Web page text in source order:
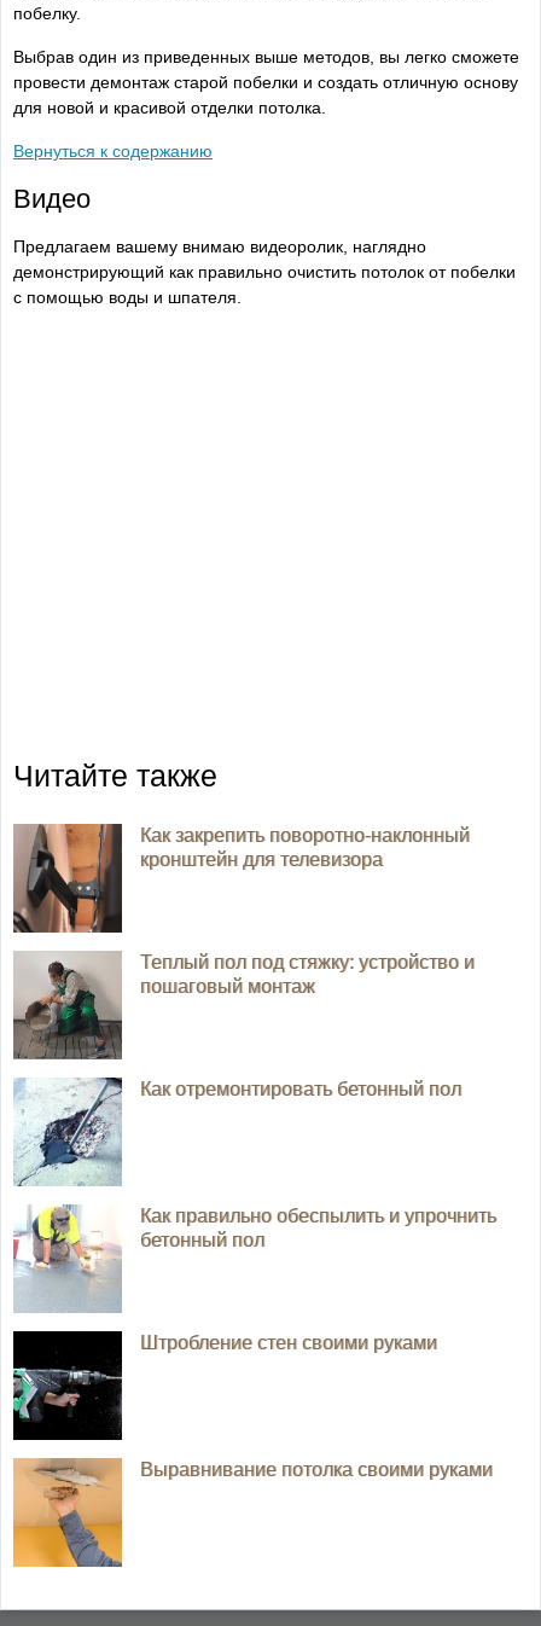
побелку.
Выбрав один из приведенных выше методов, вы легко сможете
провести демонтаж старой побелки и создать отличную основу
для новой и красивой отделки потолка.
Вернуться к содержанию
Видео
Предлагаем вашему внимаю видеоролик, наглядно
демонстрирующий как правильно очистить потолок от побелки
с помощью воды и шпателя.
Читайте также
Как закрепить поворотно-наклонный
кронштейн для телевизора
Теплый пол под стяжку: устройство и
пошаговый монтаж
Как отремонтировать бетонный пол
Как правильно обеспылить и упрочнить
бетонный пол
Штробление стен своими руками
Выравнивание потолка своими руками